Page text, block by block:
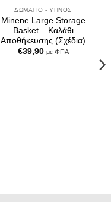
Wishlist
ΔΩΜΆΤΙΟ - ΎΠΝΟΣ
Minene Large Storage
Basket – Καλάθι
Αποθήκευσης (Σχέδια)
€39,90 με ΦΠΑ